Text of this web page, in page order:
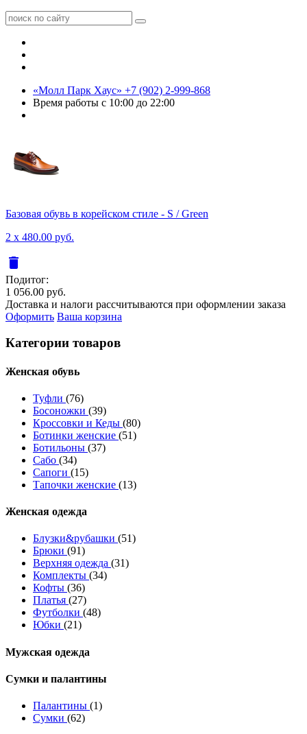
«Молл Парк Хаус» +7 (902) 2-999-868
Время работы с 10:00 до 22:00
Базовая обувь в корейском стиле - S / Green
2 x 480.00 руб.
delete
Подитог:
1 056.00 руб.
Доставка и налоги рассчитываются при оформлении заказа
Оформить Ваша корзина
Категории товаров
Женcкая обувь
Туфли (76)
Босоножки (39)
Кроссовки и Кеды (80)
Ботинки женские (51)
Ботильоны (37)
Сабо (34)
Сапоги (15)
Тапочки женские (13)
Женская одежда
Блузки&рубашки (51)
Брюки (91)
Верхняя одежда (31)
Комплекты (34)
Кофты (36)
Платья (27)
Футболки (48)
Юбки (21)
Мужская одежда
Сумки и палантины
Палантины (1)
Сумки (62)